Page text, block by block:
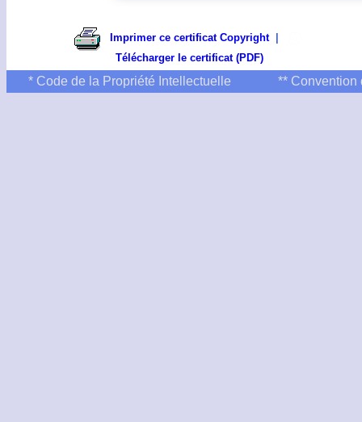
Imprimer ce certificat Copyright|
Télécharger le certificat (PDF)
* Code de la Propriété Intellectuelle ** Convention